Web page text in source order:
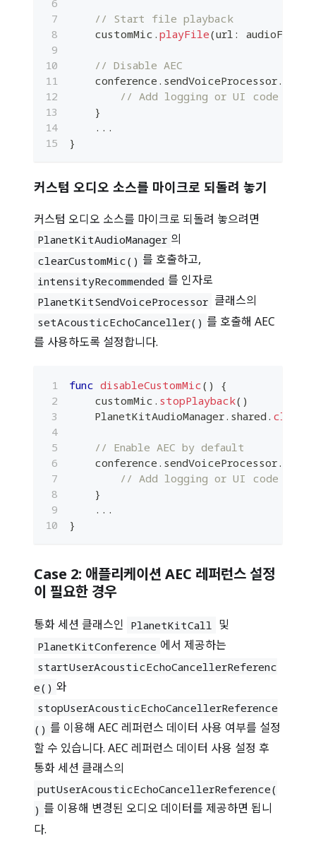
// Start file playback
    customMic
. playFile(url :
// Disable AEC
    conference
. sendVoiceProcessor.
// Add logging or UI code here
}
...
}
커스텀 오디오 소스를 마이크로 되돌려 놓기
커스텀 오디오 소스를 마이크로 되돌려 놓으려면
PlanetKitAudioManager 의
clearCustomMic() 를 호출하고,
intensityRecommended 를 인자로
PlanetKitSendVoiceProcessor 클래스의
setAcousticEchoCanceller() 를 호출해 AEC
를 사용하도록 설정합니다.
func disableCustomMic( )
{
    customMic
. stopPlayback( )
PlanetKitAudioManager. shared .
// Enable AEC by default
    conference
. sendVoiceProcessor.
// Add logging or UI code here
}
...
}
Case 2: 애플리케이션 AEC 레퍼런스 설정
이 필요한 경우
통화 세션 클래스인 PlanetKitCall 및
PlanetKitConference 에서 제공하는
startUserAcousticEchoCancellerReferenc
e() 와
stopUserAcousticEchoCancellerReference
() 를 이용해 AEC 레퍼런스 데이터 사용 여부를 설정
할 수 있습니다. AEC 레퍼런스 데이터 사용 설정 후
통화 세션 클래스의
putUserAcousticEchoCancellerReference(
) 를 이용해 변경된 오디오 데이터를 제공하면 됩니
다.